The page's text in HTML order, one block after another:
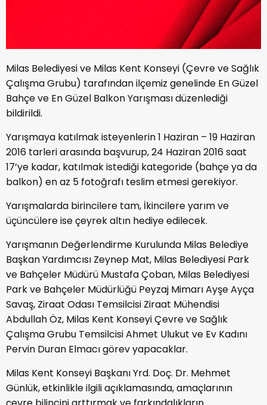
Milas Belediyesi ve Milas Kent Konseyi (Çevre ve Sağlık
Çalışma Grubu) tarafından ilçemiz genelinde En Güzel
Bahçe ve En Güzel Balkon Yarışması düzenlediği
bildirildi.
Yarışmaya katılmak isteyenlerin 1 Haziran – 19 Haziran
2016 tarleri arasında başvurup, 24 Haziran 2016 saat
17’ye kadar, katılmak istediği kategoride (bahçe ya da
balkon) en az 5 fotoğrafı teslim etmesi gerekiyor.
Yarışmalarda birincilere tam, İkincilere yarım ve
üçüncülere ise çeyrek altın hediye edilecek.
Yarışmanın Değerlendirme Kurulunda Milas Belediye
Başkan Yardımcısı Zeynep Mat, Milas Belediyesi Park
ve Bahçeler Müdürü Mustafa Çoban, Milas Belediyesi
Park ve Bahçeler Müdürlüğü Peyzaj Mimarı Ayşe Ayça
Savaş, Ziraat Odası Temsilcisi Ziraat Mühendisi
Abdullah Öz, Milas Kent Konseyi Çevre ve Sağlık
Çalışma Grubu Temsilcisi Ahmet Ulukut ve Ev Kadını
Pervin Duran Elmacı görev yapacaklar.
Milas Kent Konseyi Başkanı Yrd. Doç. Dr. Mehmet
Günlük, etkinlikle ilgili açıklamasında, amaçlarının